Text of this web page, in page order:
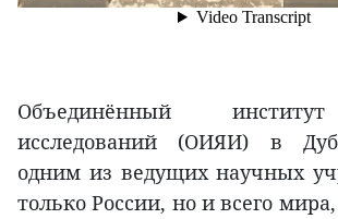
Объединённый
исследований (ОИЯИ) в
одним из ведущих научных
только России, но и всего